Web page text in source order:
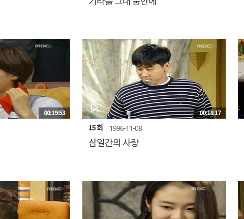
00:19:53 00:18:17
15 회 1996-11-08
삼일간의 사랑